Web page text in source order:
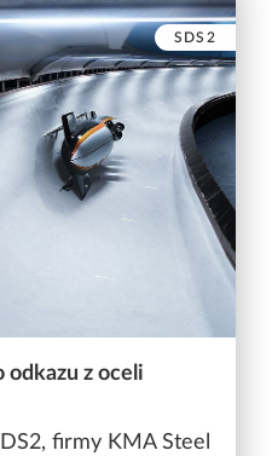
SDS2
odkazu z oceli
firmy KMA Steel